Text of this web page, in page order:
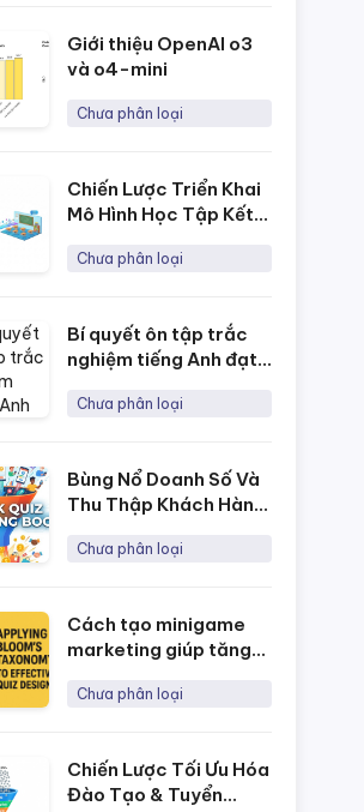
Giới thiệu OpenAI o3
và o4-mini
Chưa phân loại
Chiến Lược Triển Khai
Mô Hình Học Tập Kết
Công Cụ Trắc Nghiệm
Chưa phân loại
Bí quyết ôn tập trắc
nghiệm tiếng Anh đạt
Chưa phân loại
Bùng Nổ Doanh Số Và
Thu Thập Khách Hàng
Lược Marketing Bằng
Chưa phân loại
Cách tạo minigame
marketing giúp tăng
miễn phí với NineQuiz
Chưa phân loại
Chiến Lược Tối Ưu Hóa
Đào Tạo & Tuyển